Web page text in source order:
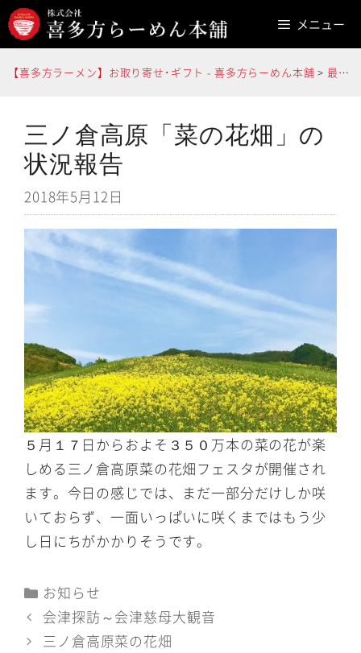
コ
ン
メニュー
【喜多方ラーメン】お取り寄せ･ギフト - 喜多方らーめん本舗 > 最新情報
三ノ倉高原「菜の花畑」の
状況報告
2018年5月12日
５月１７日からおよそ３５０万本の菜の花が楽
しめる三ノ倉高原菜の花畑フェスタが開催され
ます。今日の感じでは、まだ一部分だけしか咲
いておらず、一面いっぱいに咲くまではもう少
し日にちがかかりそうです。
カ
テ
ゴ
お知らせ
会津探訪～会津慈母大観音
三ノ倉高原菜の花畑